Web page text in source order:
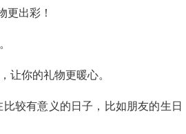
更出彩！
让你的礼物更暖心。
较有意义的日子，比如朋友的生日